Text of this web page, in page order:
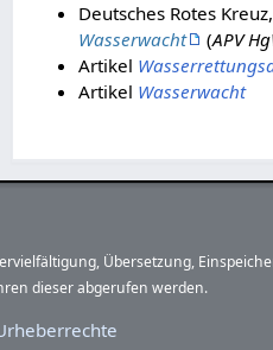
Deutsches Rotes
Wasserwacht
(APV
Artikel
Artikel Wasserwacht
Übersetzung,
dieser abgerufen werden.